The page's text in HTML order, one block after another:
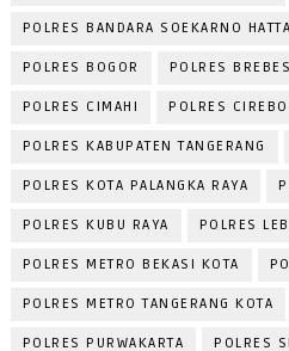
POLRES BANDARA SOEKARNO HATTA
POLRES BOGOR POLRES BREBES
POLRES CIMAHI POLRES
POLRES KABUPATEN TANGERANG
POLRES KOTA PALANGKA RAYA
POLRES KUBU RAYA POLRES
POLRES METRO BEKASI KOTA
POLRES METRO TANGERANG KOTA
POLRES PURWAKARTA POLRES